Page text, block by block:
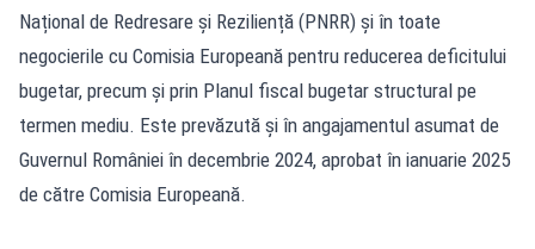
Național de Redresare și Reziliență (PNRR) și în toate
negocierile cu Comisia Europeană pentru reducerea deficitului
bugetar, precum și prin Planul fiscal bugetar structural pe
termen mediu. Este prevăzută și în angajamentul asumat de
Guvernul României în decembrie 2024, aprobat în ianuarie 2025
de către Comisia Europeană.